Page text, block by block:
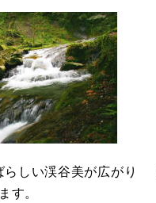
しい渓谷美が広がり
ます。